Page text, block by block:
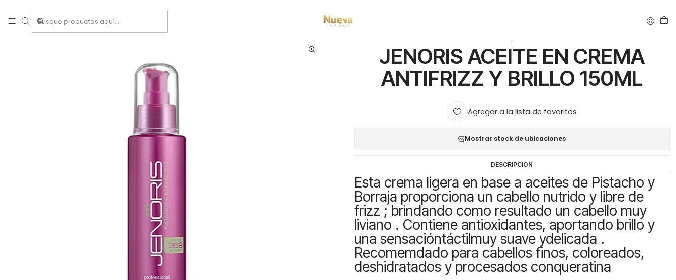
|
JENORIS ACEITE EN CREMA
ANTIFRIZZ Y BRILLO 150ML
Agregar a la lista de favoritos
Mostrar stock de ubicaciones
DESCRIPCIÓN
Esta crema ligera en base a aceites de Pistacho y
Borraja proporciona un cabello nutrido y libre de
frizz ; brindando como resultado un cabello muy
liviano . Contiene antioxidantes, aportando brillo y
una sensacióntáctilmuy suave ydelicada .
Recomemdado para cabellos finos, coloreados,
deshidratados y procesados conqueratina